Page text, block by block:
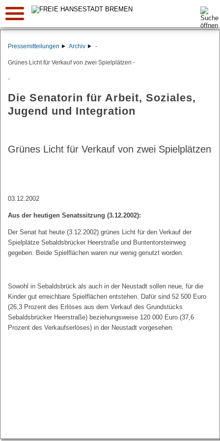
Suche:
Pressemitteilungen Archiv -
Grünes Licht für Verkauf von zwei Spielplätzen -
-
Die Senatorin für Arbeit, Soziales,
Jugend und Integration
Grünes Licht für Verkauf von zwei Spielplätzen
03.12.2002
Aus der heutigen Senatssitzung (3.12.2002):
Der Senat hat heute (3.12.2002) grünes Licht für den Verkauf der
Spielplätze Sebaldsbrücker Heerstraße und Buntentorsteinweg
gegeben. Beide Spielflächen waren nur wenig genutzt worden.
Sowohl in Sebaldsbrück als auch in der Neustadt sollen neue, für die
Kinder gut erreichbare Spielflächen entstehen. Dafür sind 52 500 Euro
(26,3 Prozent des Erlöses aus dem Verkauf des Grundstücks
Sebaldsbrücker Heerstraße) beziehungsweise 120 000 Euro (37,6
Prozent des Verkaufserlöses) in der Neustadt vorgesehen.